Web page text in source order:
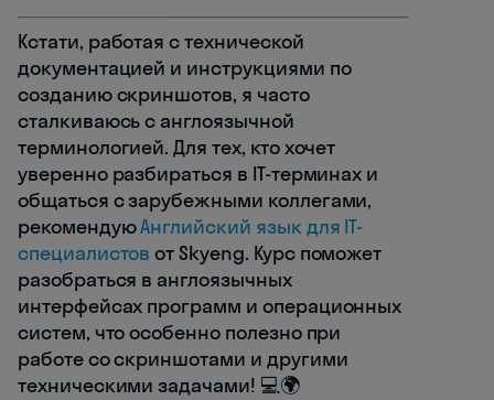
Кстати, работая с технической
документацией и инструкциями по
созданию скриншотов, я часто
сталкиваюсь с англоязычной
терминологией. Для тех, кто хочет
уверенно разбираться в IT-терминах и
общаться с зарубежными коллегами,
рекомендуюАнглийский язык для IT-
специалистов от Skyeng. Курс поможет
разобраться в англоязычных
интерфейсах программ и операционных
систем, что особенно полезно при
работе со скриншотами и другими
техническими задачами! 💻🌍